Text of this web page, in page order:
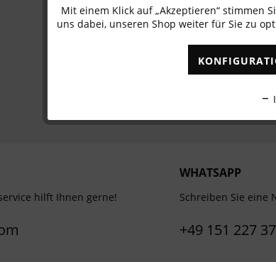
Newsletter
✓ Exklusive
hilft Ihnen gerne!
WHATSAPP
Schreiben Sie eine
+49 151 227
Funktionale
Mit einem Klick auf „Akzeptieren“ stimmen
uns dabei, unseren Shop weiter für Sie zu